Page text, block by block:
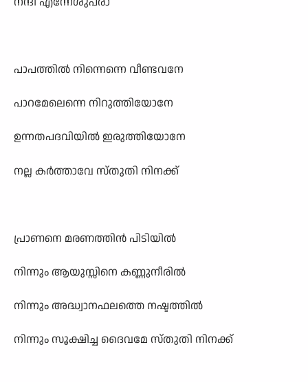
പാപത്തില്‍ നിന്നെന്നെ വീണ്ടവനേ
പാറമേലെന്നെ നിറുത്തിയോനേ
ഉന്നതപദവിയില്‍ ഇരുത്തിയോനേ
നല്ല കര്‍ത്താവേ സ്തുതി നിനക്ക്
പ്രാണനെ മരണത്തിന്‍ പിടിയില്‍
നിന്നും ആയുസ്സിനെ കണ്ണുനീരില്‍
നിന്നും അദ്ധ്വാനഫലത്തെ നഷ്ടത്തില്‍
നിന്നും സൂക്ഷിച്ച ദൈവമേ സ്തുതി നിനക്ക്